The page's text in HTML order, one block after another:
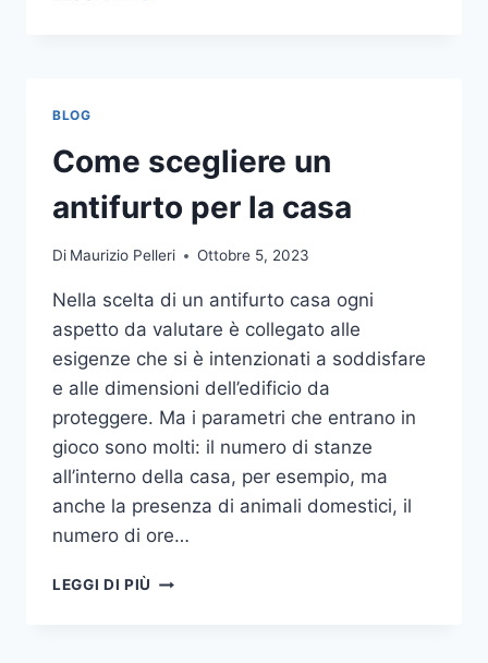
A
UNA
TIPOGRAFIA
ECCO
SCEGLIERE
BLOG
Come scegliere un
antifurto per la casa
Di Maurizio Pelleri Ottobre 5, 2023
Nella scelta di un antifurto casa ogni
aspetto da valutare è collegato alle
esigenze che si è intenzionati a soddisfare
e alle dimensioni dell’edificio da
proteggere. Ma i parametri che entrano in
gioco sono molti: il numero di stanze
all’interno della casa, per esempio, ma
anche la presenza di animali domestici, il
numero di ore…
LEGGI DI PIÙ COME